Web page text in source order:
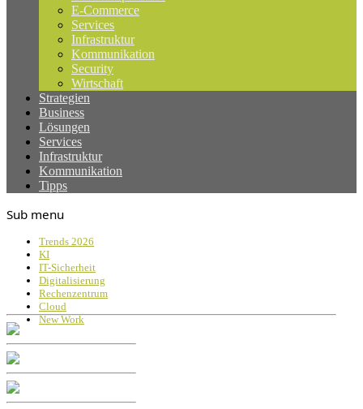
E-Commerce
Services
Infrastruktur
Kommunikation
Security
Wirtschaft
Strategien
Business
Lösungen
Services
Infrastruktur
Kommunikation
Tipps
Sub menu
Trends 2026
KI
IT-Sicherheit
Digitalisierung
Rechenzentrum
Cloud
New Work